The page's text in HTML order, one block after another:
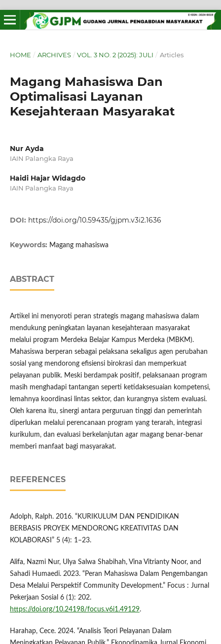
HOME / ARCHIVES / VOL. 3 NO. 2 (2025): JULI / Articles
Magang Mahasiswa Dan
Optimalisasi Layanan
Kesejahteraan Masyarakat
Nur Ayda
IAIN Palangka Raya
Haidi Hajar Widagdo
IAIN Palangka Raya
DOI: https://doi.org/10.59435/gjpm.v3i2.1636
Keywords: Magang mahasiswa
ABSTRACT
Artikel ini menyoroti peran strategis magang mahasiswa dalam
mendukung peningkatan layanan kesejahteraan masyarakat
melalui program Merdeka Belajar Kampus Merdeka (MBKM).
Mahasiswa berperan sebagai pelaksana sekaligus agen perubahan
sosial yang mendorong efisiensi birokrasi dan memperkuat
pelayanan publik. Meski berdampak positif, pelaksanaan program
masih menghadapi tantangan seperti ketidaksesuaian kompetensi,
lemahnya koordinasi lintas sektor, dan kurangnya sistem evaluasi.
Oleh karena itu, sinergi antara perguruan tinggi dan pemerintah
diperlukan melalui perencanaan program yang terarah, integrasi
kurikulum, dan evaluasi berkelanjutan agar magang benar-benar
memberi manfaat bagi masyarakat.
REFERENCES
Adolph, Ralph. 2016. “KURIKULUM DAN PENDIDIKAN
BERBASIS PROYEK MENDORONG KREATIVITAS DAN
KOLABORASI” 5 (4): 1–23.
Alifa, Nazmi Nur, Ulya Salwa Shabihah, Vina Vitrianty Noor, and
Sahadi Humaedi. 2023. “Peran Mahasiswa Dalam Pengembangan
Desa Melalui Perspektif Community Development.” Focus : Jurnal
Pekerjaan Sosial 6 (1): 202.
https://doi.org/10.24198/focus.v6i1.49129.
Harahap, Cece. 2024. “Analisis Teori Pelayanan Dalam